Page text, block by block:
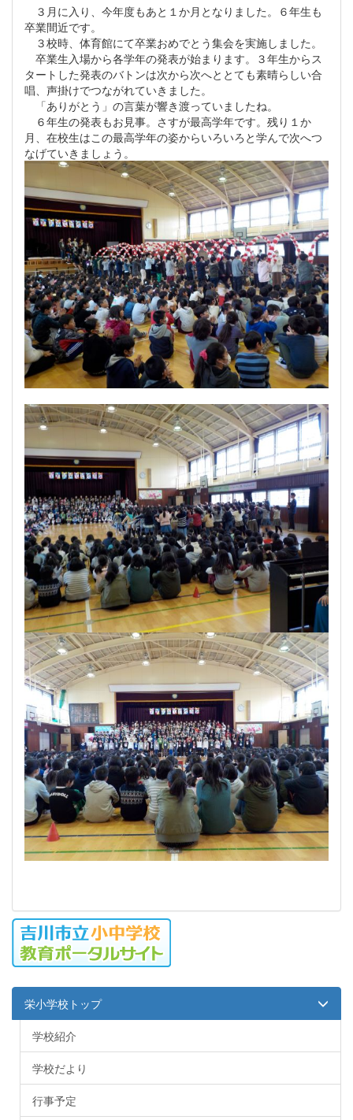
３月に入り、今年度もあと１か月となりました。６年生も
卒業間近です。
３校時、体育館にて卒業おめでとう集会を実施しました。
卒業生入場から各学年の発表が始まります。３年生からス
タートした発表のバトンは次から次へととても素晴らしい合
唱、声掛けでつながれていきました。
「ありがとう」の言葉が響き渡っていましたね。
６年生の発表もお見事。さすが最高学年です。残り１か
月、在校生はこの最高学年の姿からいろいろと学んで次へつ
なげていきましょう。
栄小学校トップ
学校紹介
学校だより
行事予定